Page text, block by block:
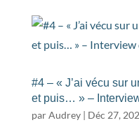
#4 – « J’ai vécu sur
et puis… » –
parAudrey| Déc 27,